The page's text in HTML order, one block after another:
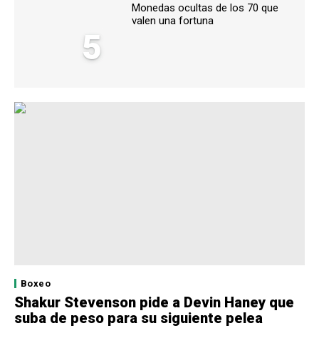
5
Monedas ocultas de los 70 que
valen una fortuna
Boxeo
Shakur Stevenson pide a Devin Haney que
suba de peso para su siguiente pelea